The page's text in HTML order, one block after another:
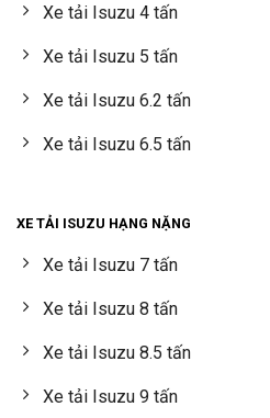
Xe tải Isuzu 4 tấn
Xe tải Isuzu 5 tấn
Xe tải Isuzu 6.2 tấn
Xe tải Isuzu 6.5 tấn
XE TẢI ISUZU HẠNG NẶNG
Xe tải Isuzu 7 tấn
Xe tải Isuzu 8 tấn
Xe tải Isuzu 8.5 tấn
Xe tải Isuzu 9 tấn